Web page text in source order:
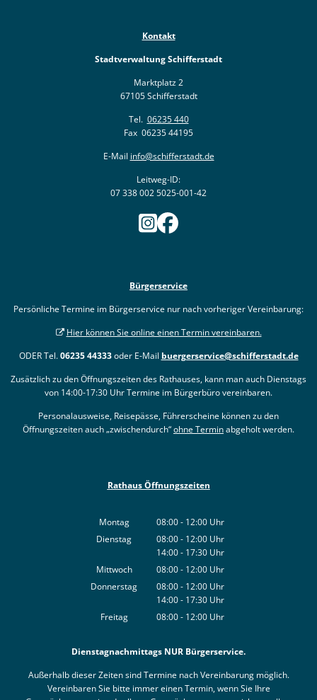
Kontakt
Stadtverwaltung Schifferstadt
Marktplatz 2
67105 Schifferstadt
Tel. 06235 440
Fax 06235 44195
E-Mail info@schifferstadt.de
Leitweg-ID:
07 338 002 5025-001-42
Bürgerservice
Persönliche Termine im Bürgerservice nur nach vorheriger Vereinbarung:
Hier können Sie online einen Termin vereinbaren.
ODER Tel.06235 44333oder E-Mail buergerservice@schifferstadt.de
Zusätzlich zu den Öffnungszeiten des Rathauses, kann man auch Dienstags
von 14:00-17:30 Uhr Termine im Bürgerbüro vereinbaren.
Personalausweise, Reisepässe, Führerscheine können zu den
Öffnungszeiten auch „zwischendurch“ohne Terminabgeholt werden.
Rathaus Öffnungszeiten
Montag 08:00- 12:00 Uhr
Von 08:00 bis 12:00 Uhr
Dienstag 08:00- 12:00 Uhr
Von 08:00 bis 12:00 Uhr
14:00- 17:30 Uhr
Von 14:00 bis 17:30 Uhr
Mittwoch 08:00- 12:00 Uhr
Von 08:00 bis 12:00 Uhr
Donnerstag 08:00- 12:00 Uhr
Von 08:00 bis 12:00 Uhr
14:00- 17:30 Uhr
Von 14:00 bis 17:30 Uhr
Freitag 08:00- 12:00 Uhr
Dienstagnachmittags NUR Bürgerservice.
Außerhalb dieser Zeiten sind Termine nach Vereinbarung möglich.
Vereinbaren Sie bitte immer einen Termin, wenn Sie Ihre